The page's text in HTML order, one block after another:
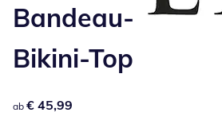
Bandeau-
Bikini-Top
€ 45,99
ab € 45,99